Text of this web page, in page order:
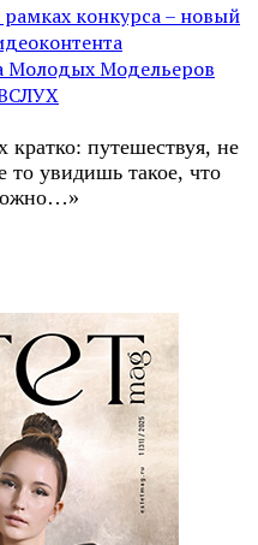
конкурса – новый
Молодых Модельеров
путешествуя, не
то увидишь такое, что